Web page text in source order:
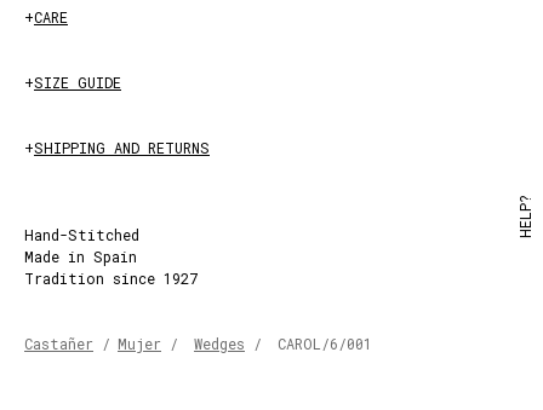
+CARE
+SIZE GUIDE
+SHIPPING AND RETURNS
Hand-Stitched
Made in Spain
Tradition since 1927
Castañer / Mujer / Wedges / CAROL/6/001
HELP?